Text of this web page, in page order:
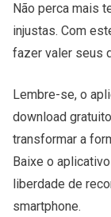
Não perca mais
injustas. Com
fazer valer seus
Lembre-se, o
download
transformar a
Baixe o
liberdade de
smartphone.